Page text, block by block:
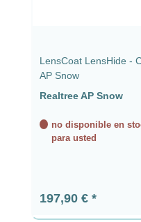
LensCoat LensHide -
AP Snow
Realtree AP Snow
no disponible en
para usted
Precio normal:
197,90 €